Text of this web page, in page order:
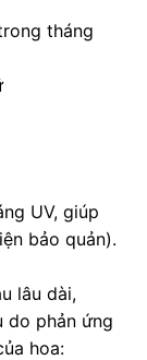
tháng
UV, giúp
bảo quản).
lâu dài,
do phản ứng
hoa: